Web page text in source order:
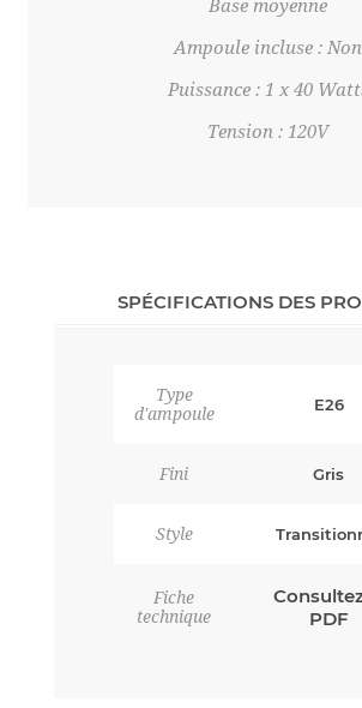
Base moyenne
Ampoule incluse : Non
Puissance : 1 x 40
Tension : 120V
SPÉCIFICATIONS DES
Type
d'ampoule
E26
Fini Gris
Style
Fiche
technique
PDF